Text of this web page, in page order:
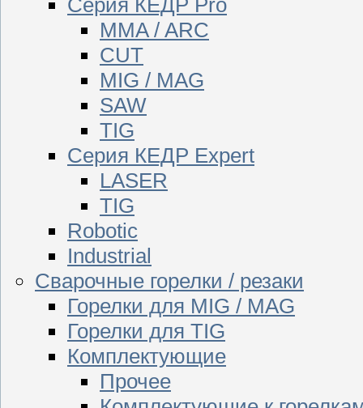
MMA / ARC
CUT
MIG / MAG
SAW
TIG
Серия КЕДР Expert
LASER
TIG
Robotic
Industrial
Сварочные горелки / резаки
Горелки для MIG / MAG
Горелки для TIG
Комплектующие
Прочее